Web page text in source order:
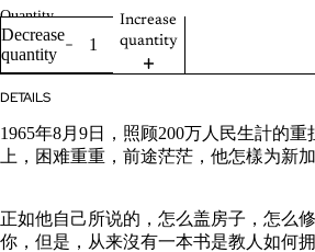
Quantity
Decrease
quantity
Increase
quantity
DETAILS
1965年8月9日，照顾200万人民生計的
上，困难重重，前途茫茫，他怎樣为新
正如他自己所说的，怎么盖房子，怎么
你，但是，从来沒有一本书是教人如何